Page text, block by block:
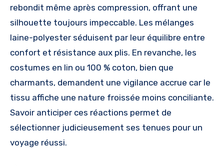
rebondit même après compression, offrant une
silhouette toujours impeccable. Les mélanges
laine-polyester séduisent par leur équilibre entre
confort et résistance aux plis. En revanche, les
costumes en lin ou 100 % coton, bien que
charmants, demandent une vigilance accrue car le
tissu affiche une nature froissée moins conciliante.
Savoir anticiper ces réactions permet de
sélectionner judicieusement ses tenues pour un
voyage réussi.